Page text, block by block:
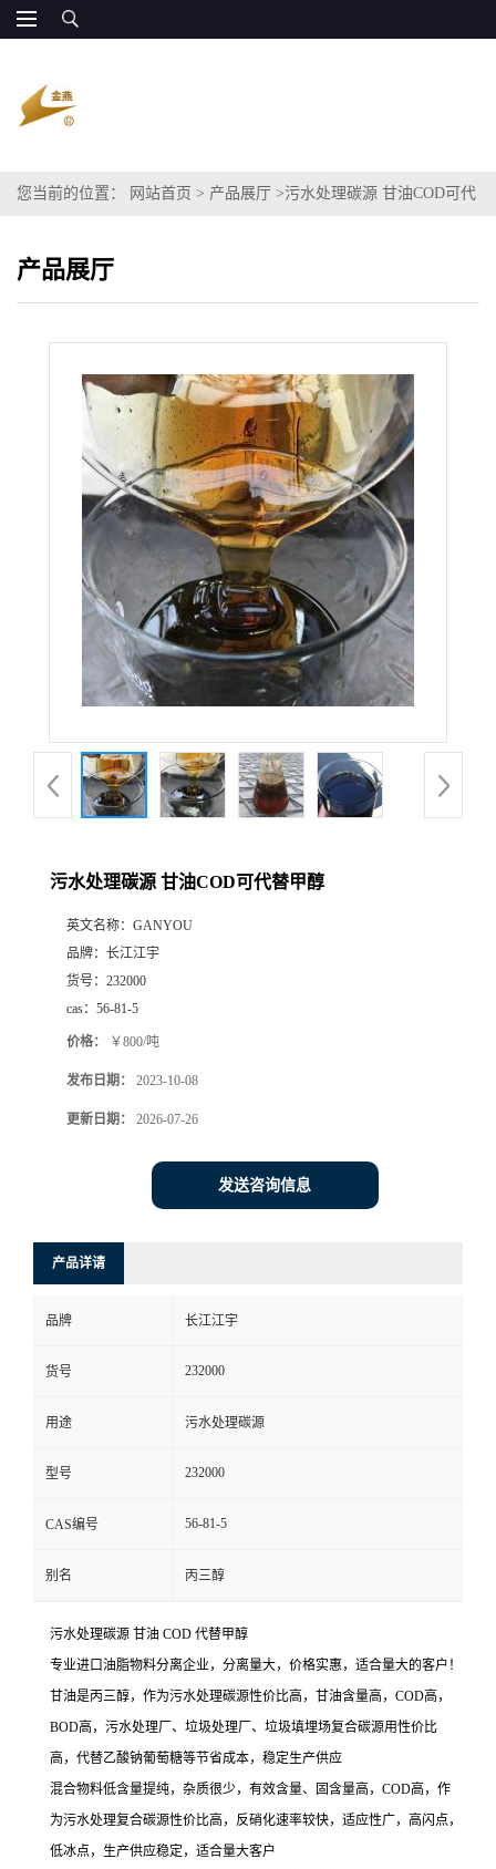
您当前的位置： 网站首页 > 产品展厅 >污水处理碳源 甘油COD可代
产品展厅
污水处理碳源 甘油COD可代替甲醇
英文名称： GANYOU
品牌： 长江江宇
货号： 232000
cas： 56-81-5
价格： ￥800/吨
发布日期： 2023-10-08
更新日期： 2026-07-26
发送咨询信息
产品详请
品牌 长江江宇
货号 232000
用途 污水处理碳源
型号 232000
CAS编号 56-81-5
别名 丙三醇
污水处理碳源 甘油 COD 代替甲醇
专业进口油脂物料分离企业，分离量大，价格实惠，适合量大的客户！
甘油是丙三醇，作为污水处理碳源性价比高，甘油含量高，COD高，
BOD高，污水处理厂、垃圾处理厂、垃圾填埋场复合碳源用性价比
高，代替乙酸钠葡萄糖等节省成本，稳定生产供应
混合物料低含量提纯，杂质很少，有效含量、固含量高，COD高，作
为污水处理复合碳源性价比高，反硝化速率较快，适应性广，高闪点，
低冰点，生产供应稳定，适合量大客户